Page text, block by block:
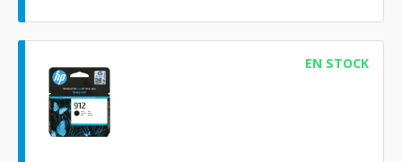
EN STOCK